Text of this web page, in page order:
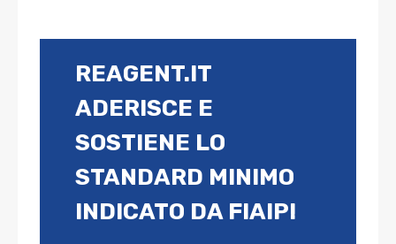
REAGENT.IT
ADERISCE E
SOSTIENE LO
STANDARD MINIMO
INDICATO DA FIAIP!